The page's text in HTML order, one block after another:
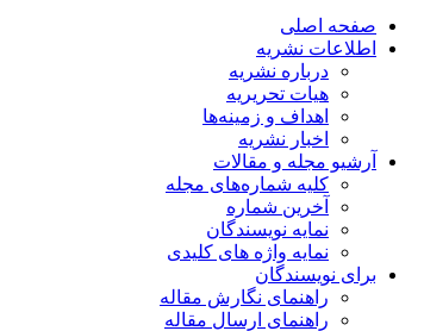
صفحه اصلی
اطلاعات نشریه
درباره نشریه
هیات تحریریه
اهداف و زمینه‌ها
اخبار نشریه
آرشیو مجله و مقالات
کلیه شماره‌های مجله
آخرین شماره
نمایه نویسندگان
نمایه واژه های کلیدی
برای نویسندگان
راهنمای نگارش مقاله
راهنمای ارسال مقاله